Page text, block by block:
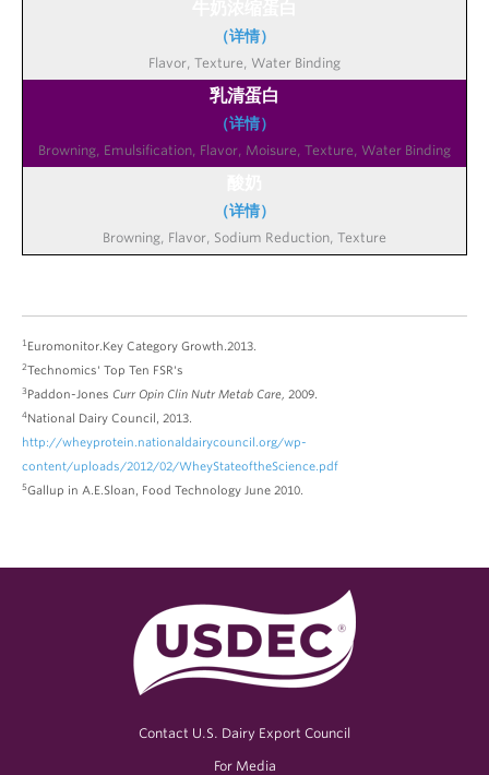
（详情）
乳清蛋白
（详情）
（详情）
1 Euromonitor.Key Category Growth.2013.
2Technomics' Top Ten FSR's
3Paddon-Jones Curr Opin Clin Nutr Metab Care, 2009.
4National Dairy Council, 2013.
http://wheyprotein.nationaldairycouncil.org/wp-
content/uploads/2012/02/WheyStateoftheScience.pdf
5Gallup in A.E.Sloan, Food Technology June 2010.
Contact U.S. Dairy Export Council
For Media